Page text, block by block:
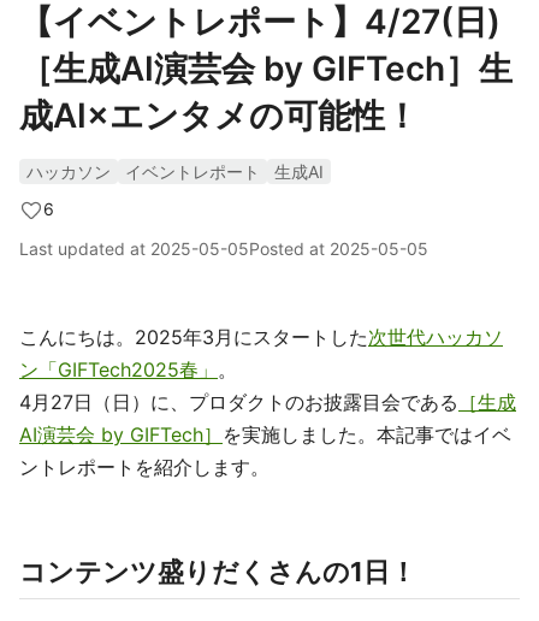
【イベントレポート】4/27(日)
［生成AI演芸会 by GIFTech］生
成AI×エンタメの可能性！
ハッカソン イベントレポート
生成AI
6
Last updated at 2025-05-05Posted at 2025-05-05
こんにちは。2025年3月にスタートした次世代ハッカソ
ン「GIFTech2025春」 。
4月27日（日）に、プロダクトのお披露目会である ［生成
AI演芸会 by GIFTech］ を実施しました。本記事ではイベ
ントレポートを紹介します。
コンテンツ盛りだくさんの1日！